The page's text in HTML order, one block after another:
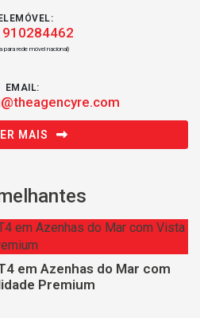
para rede móvel nacional)
EMAIL:
MAIS
em Azenhas do Mar com
Premium